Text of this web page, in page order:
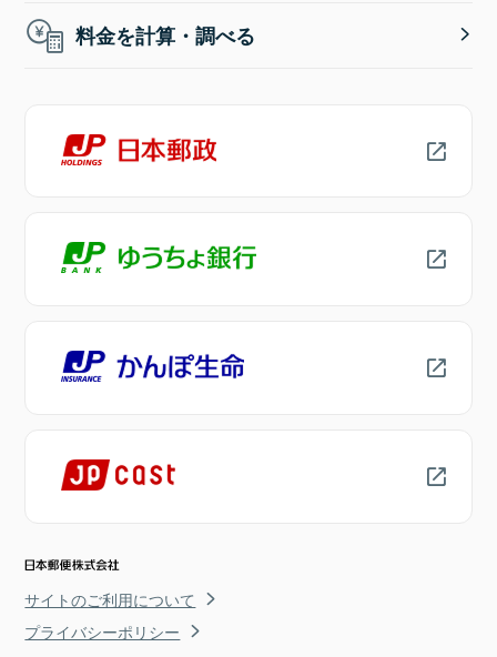
料金を計算・調べる
サイトのご利用について
プライバシーポリシー